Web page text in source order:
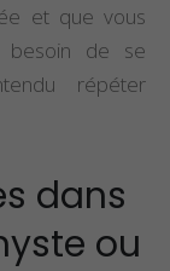
et que vous
besoin de se
répéter
dans
ou